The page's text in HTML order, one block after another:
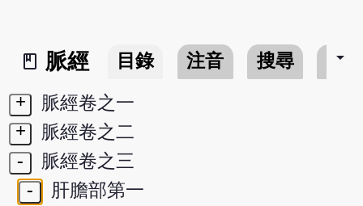
book_2
脈經 目錄 注音 搜尋 書介
arrow_drop_down
+
脈經卷之一
+
脈經卷之二
-
脈經卷之三
-
肝膽部第一